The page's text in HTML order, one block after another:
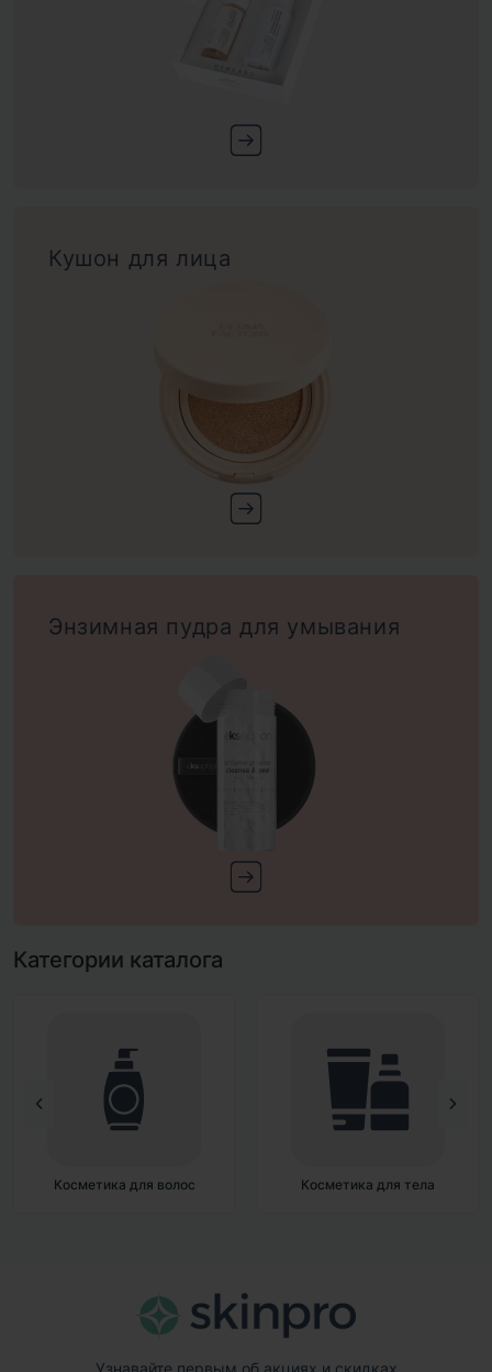
Кушон для лица
Энзимная пудра для умывания
Категории каталога
Косметика для волос Косметика для тела